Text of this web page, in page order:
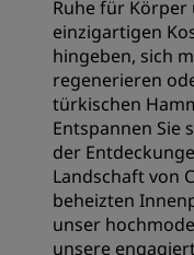
Ruhe für Körper
einzigartigen
hingeben, sich
regenerieren
türkischen
Entspannen Sie
der
Landschaft von
beheizten
unser
unsere